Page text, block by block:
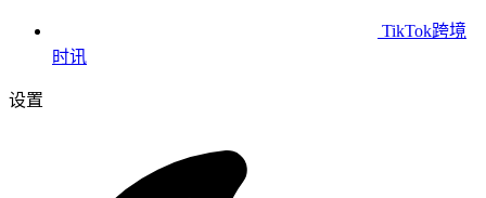
TikTok跨境
时讯
设置